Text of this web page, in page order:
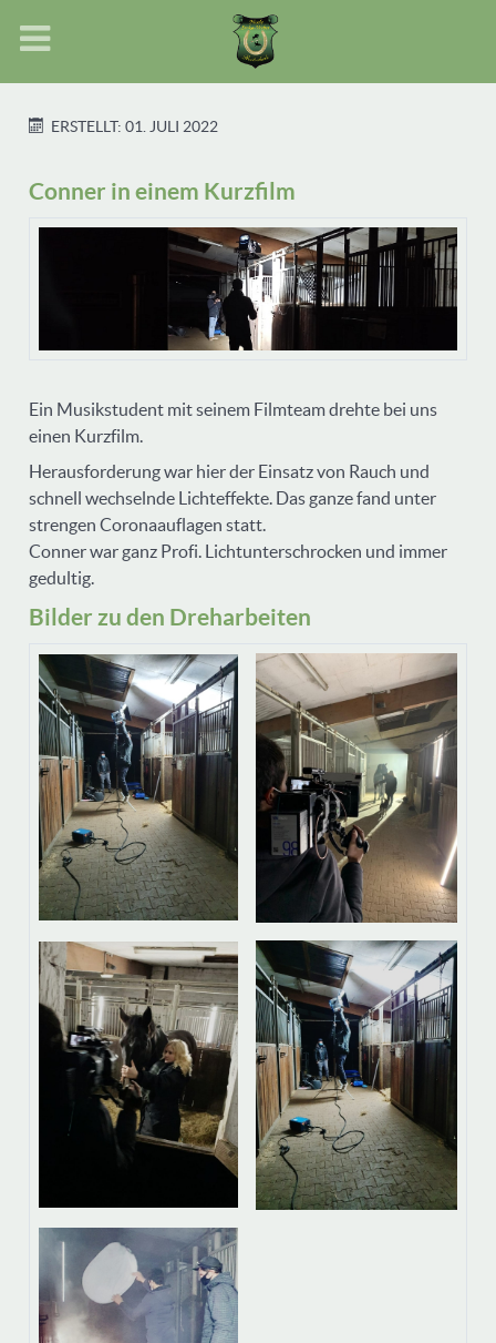
ERSTELLT: 01. JULI 2022
Conner in einem Kurzfilm
Ein Musikstudent mit seinem Filmteam drehte bei uns
einen Kurzfilm.
Herausforderung war hier der Einsatz von Rauch und
schnell wechselnde Lichteffekte. Das ganze fand unter
strengen Coronaauflagen statt.
Conner war ganz Profi. Lichtunterschrocken und immer
gedultig.
Bilder zu den Dreharbeiten